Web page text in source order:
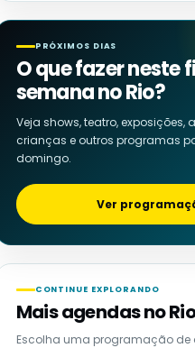
PRÓXIMOS DIAS
O que fazer neste
semana no Rio?
Veja shows, teatro, exposições,
crianças e outros programas
domingo.
Ver
CONTINUE EXPLORANDO
Mais agendas no
Escolha uma programação de